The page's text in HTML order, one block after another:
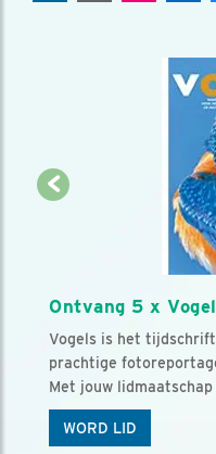
Ontvang 5 x
Vogels is het
prachtige
Met jouw
WORD LID